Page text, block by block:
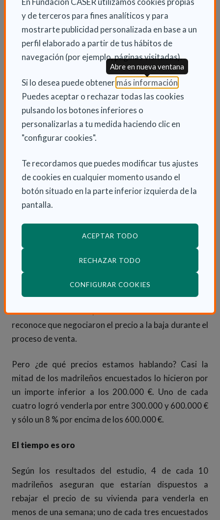
y de terceros para fines analíticos y para
mostrarte publicidad personalizada en base a un
perfil elaborado a partir de tus hábitos de
navegación (por ejemplo, páginas visitadas).
Si lo desea puede obtener más información
Puedes aceptar o rechazar todas las cookies
pulsando los botones inferiores o
personalizarlas a tu medida haciendo clic en
"configurar cookies".
Te recordamos que puedes modificar tus ajustes
de cookies en cualquier momento usando el
botón situado en la parte inferior izquierda de la
pantalla.
ACEPTAR TODO
RECHAZAR TODO
CONFIGURAR COOKIES
Abre en nueva ventana
las visitas (17 %), la mudanza (4 %) o la negociación
del precio (3 %).
Y entonces… ¿por qué mudarse?
Más de la mitad de los que deciden mudarse reconoce
que lo hace para tener más metros o disfrutar de una
mejor ubicación, seguido de la necesidad de vender el
inmueble por motivos de liquidez (10 %), por cambio
de trabajo (8 %) y por separación o divorcio (7 %).
venta su inmueble lo hagan para desprenderse de
viviendas heredadas de sus familiares. Lo mismo
ocurre con el hecho de que el 6 % de los vendedores
se mude porque no puede/quiere alquilarla.
El informe de Tiko confirma que el factor
fundamental que guía el proceso de venta de una
vivienda sigue siendo conseguir un buen precio, un
hecho que a su vez lo convierte en el principal
obstáculo. De hecho, el 60 % de los madrileños
reconoce que negociaron el precio a la baja durante el
proceso de venta.
Pero ¿de qué precios estamos hablando? Casi la
mitad de los madrileños encuestados lo hicieron por
un importe inferior a los 200.000 €. Uno de cada
cuatro logró venderla por entre 300.000 y 600.000 €
y sólo un 8 % por encima de los 600.000 €.
El tiempo es oro
Según los resultados del estudio, 4 de cada 10
madrileños aseguran que estarían dispuestos a
rebajar el precio de su vivienda para venderla en
menos de una semana; uno de cada tres encuestados